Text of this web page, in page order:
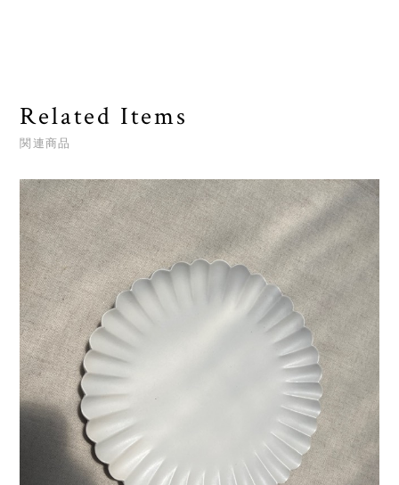
Related Items
関連商品